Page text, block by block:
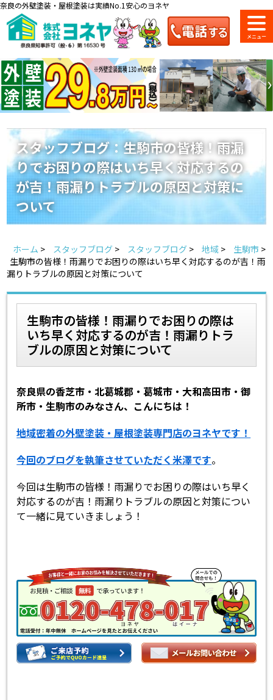
奈良の外壁塗装・屋根塗装は実績No.1安心のヨネヤ
料金一覧 会社案内 ショールーム
のご紹介
来店予約 お問い合わせ
お見積り お電話
地域の事例がいっぱい
Home
スタッフ紹介 スタッフブログ
よくあるご質問 屋根リフォームについて
雨漏りについて 雨漏りの施工実績
ヨネヤがお客様から選ばれる10の
理由
リフォームローン
工場倉庫修繕 アパート・マンション修繕
見積もりシミュレーション
スタッフブログ：生駒市の皆様！雨漏
りでお困りの際はいち早く対応するの
が吉！雨漏りトラブルの原因と対策に
ついて
ホーム > スタッフブログ > スタッフブログ > 地域 > 生駒市 >
生駒市の皆様！雨漏りでお困りの際はいち早く対応するのが吉！雨
漏りトラブルの原因と対策について
生駒市の皆様！雨漏りでお困りの際は
いち早く対応するのが吉！雨漏りトラ
ブルの原因と対策について
奈良県の香芝市・北葛城郡・葛城市・大和高田市・御
所市・生駒市のみなさん、こんにちは！
地域密着の外壁塗装・屋根塗装専門店のヨネヤです！
今回のブログを執筆させていただく米澤です。
今回は生駒市の皆様！雨漏りでお困りの際はいち早く
対応するのが吉！雨漏りトラブルの原因と対策につい
て一緒に見ていきましょう！